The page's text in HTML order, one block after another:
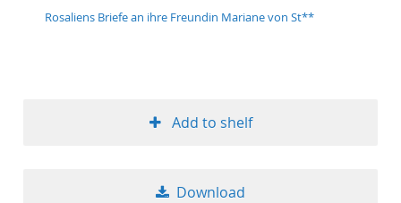
Rosaliens Briefe an ihre Freundin Mariane von St**
Add to shelf
Download